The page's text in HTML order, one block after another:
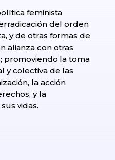
feminista
del orden
y de otras formas de
alianza con otras
promoviendo la toma
y colectiva de las
la acción
y la
vidas.